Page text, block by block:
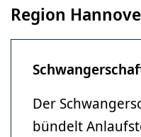
Region
Der
bündelt